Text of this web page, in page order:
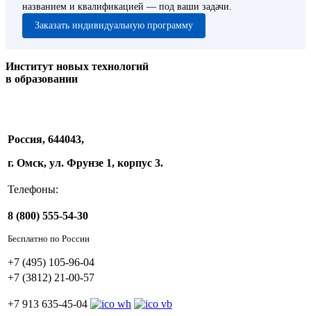
названием и квалификацией — под ваши задачи.
Заказать индивидуальную программу
Институт новых технологий
в образовании
Россия, 644043,
г. Омск, ул. Фрунзе 1, корпус 3.
Телефоны:
8 (800) 555-54-30
Бесплатно по России
+7 (495) 105-96-04
+7 (3812) 21-00-57
+7 913 635-45-04